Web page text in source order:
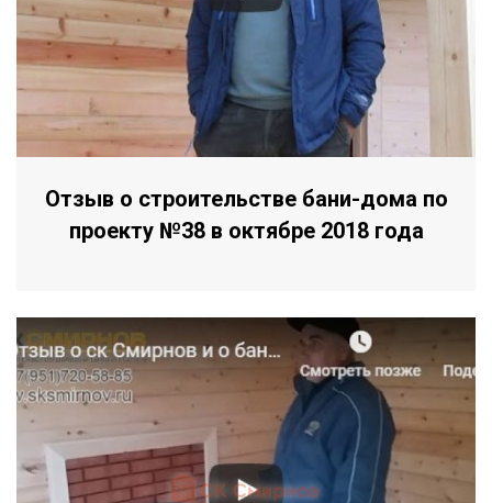
Отзыв о строительстве бани-дома по
проекту №38 в октябре 2018 года